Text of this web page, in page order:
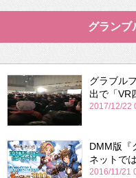
グランブ
グラブル
出で「VR
2017/12/22
DMM版『
ネットで
2016/11/21